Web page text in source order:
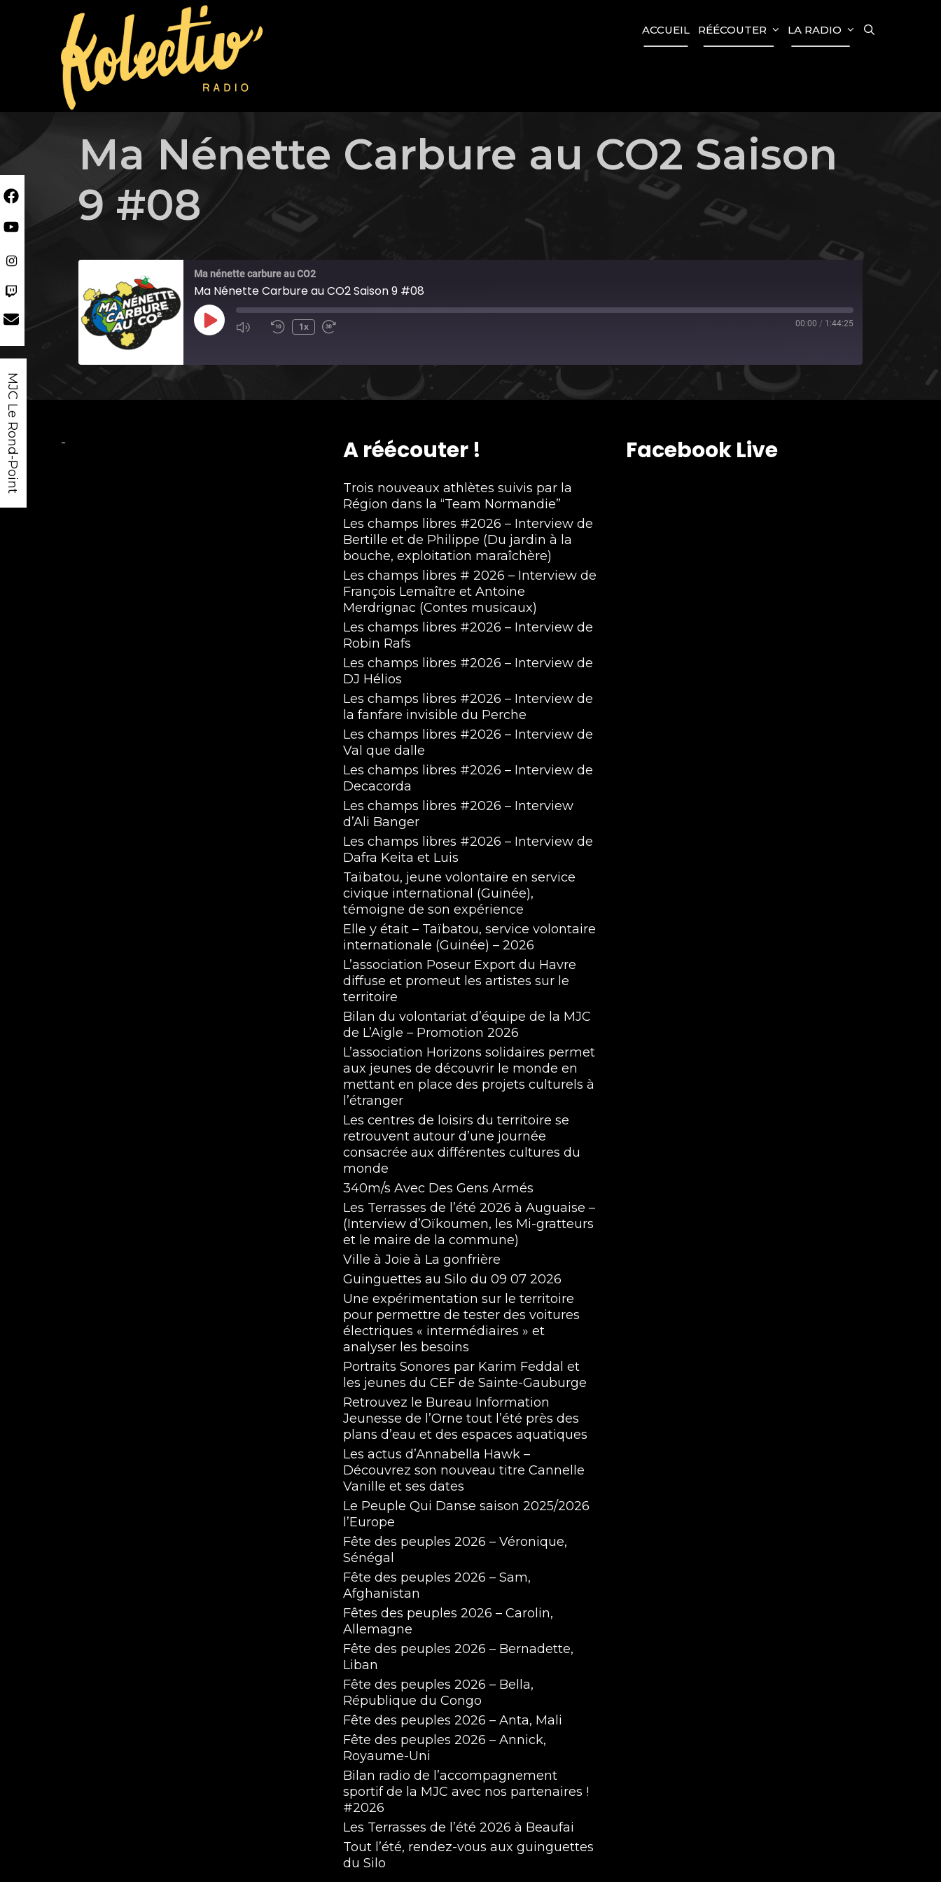
ACCUEIL RÉÉCOUTER LA RADIO
Ma Nénette Carbure au CO2 Saison
9 #08
Ma nénette carbure au CO2
Ma Nénette Carbure au CO2 Saison 9 #08
Play
1x 00:00 / 1:44:25
- A réécouter !
Trois nouveaux athlètes suivis par la
Région dans la “Team Normandie”
Les champs libres #2026 – Interview de
Bertille et de Philippe (Du jardin à la
bouche, exploitation maraîchère)
Les champs libres # 2026 – Interview de
François Lemaître et Antoine
Merdrignac (Contes musicaux)
Les champs libres #2026 – Interview de
Robin Rafs
Les champs libres #2026 – Interview de
DJ Hélios
Les champs libres #2026 – Interview de
la fanfare invisible du Perche
Les champs libres #2026 – Interview de
Val que dalle
Les champs libres #2026 – Interview de
Decacorda
Les champs libres #2026 – Interview
d’Ali Banger
Les champs libres #2026 – Interview de
Dafra Keita et Luis
Taïbatou, jeune volontaire en service
civique international (Guinée),
témoigne de son expérience
Elle y était – Taïbatou, service volontaire
internationale (Guinée) – 2026
L’association Poseur Export du Havre
diffuse et promeut les artistes sur le
territoire
Bilan du volontariat d’équipe de la MJC
de L’Aigle – Promotion 2026
L’association Horizons solidaires permet
aux jeunes de découvrir le monde en
mettant en place des projets culturels à
l’étranger
Les centres de loisirs du territoire se
retrouvent autour d’une journée
consacrée aux différentes cultures du
monde
340m/s Avec Des Gens Armés
Les Terrasses de l’été 2026 à Auguaise –
(Interview d’Oïkoumen, les Mi-gratteurs
et le maire de la commune)
Ville à Joie à La gonfrière
Guinguettes au Silo du 09 07 2026
Une expérimentation sur le territoire
pour permettre de tester des voitures
électriques « intermédiaires » et
analyser les besoins
Portraits Sonores par Karim Feddal et
les jeunes du CEF de Sainte-Gauburge
Retrouvez le Bureau Information
Jeunesse de l’Orne tout l’été près des
plans d’eau et des espaces aquatiques
Les actus d’Annabella Hawk –
Découvrez son nouveau titre Cannelle
Vanille et ses dates
Le Peuple Qui Danse saison 2025/2026
l’Europe
Fête des peuples 2026 – Véronique,
Sénégal
Fête des peuples 2026 – Sam,
Afghanistan
Fêtes des peuples 2026 – Carolin,
Allemagne
Fête des peuples 2026 – Bernadette,
Liban
Fête des peuples 2026 – Bella,
République du Congo
Fête des peuples 2026 – Anta, Mali
Fête des peuples 2026 – Annick,
Royaume-Uni
Bilan radio de l’accompagnement
sportif de la MJC avec nos partenaires !
#2026
Les Terrasses de l’été 2026 à Beaufai
Tout l’été, rendez-vous aux guinguettes
du Silo
Facebook Live
MJC Le Rond-Point